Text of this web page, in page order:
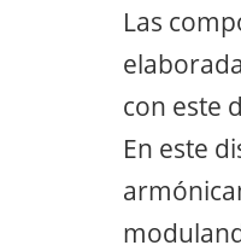
Las
con este
En este